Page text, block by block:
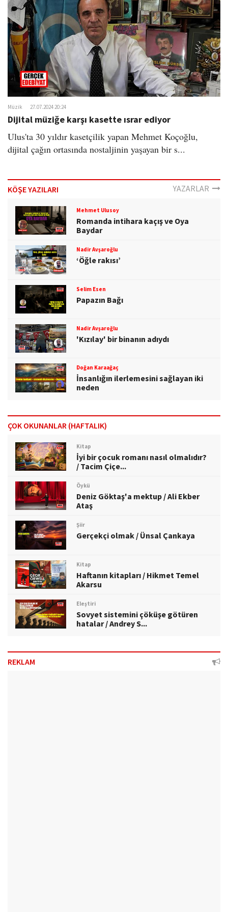
o
n
Müzik 27.07.2024 20:24
Dijital müziğe karşı kasette ısrar ediyor
Ulus'ta 30 yıldır kasetçilik yapan Mehmet Koçoğlu,
dijital çağın ortasında nostaljinin yaşayan bir s...
KÖŞE YAZILARI YAZARLAR
Mehmet Ulusoy
Romanda intihara kaçış ve Oya
Baydar
Nadir Avşaroğlu
‘Öğle rakısı’
Selim Esen
Papazın Bağı
Nadir Avşaroğlu
'Kızılay' bir binanın adıydı
Doğan Karaağaç
İnsanlığın ilerlemesini sağlayan iki
neden
ÇOK OKUNANLAR (HAFTALIK)
Kitap
İyi bir çocuk romanı nasıl olmalıdır?
/ Tacim Çiçe...
Öykü
Deniz Göktaş'a mektup / Ali Ekber
Ataş
Şiir
Gerçekçi olmak / Ünsal Çankaya
Kitap
Haftanın kitapları / Hikmet Temel
Akarsu
Eleştiri
Sovyet sistemini çöküşe götüren
hatalar / Andrey S...
REKLAM